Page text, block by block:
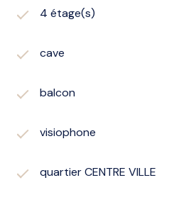
4 étage(s)
cave
balcon
visiophone
quartier CENTRE VILLE